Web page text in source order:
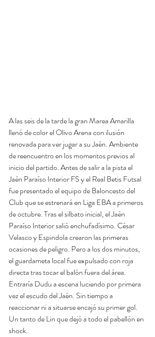
A las seis de la tarde la gran Marea Amarilla
llenó de color el Olivo Arena con ilusión
renovada para ver jugar a su Jaén. Ambiente
de reencuentro en los momentos previos al
inicio del partido. Antes de salir a la pista el
Jaén Paraíso Interior FS y el Real Betis Futsal
fue presentado el equipo de Baloncesto del
Club que se estrenará en Liga EBA a primeros
de octubre. Tras el silbato inicial, el Jaén
Paraíso Interior salió enchufadísimo. César
Velasco y Espindola crearon las primeras
ocasiones de peligro. Pero a los dos minutos,
el guardameta local fue expulsado con roja
directa tras tocar el balón fuera del área.
Entraría Dudu a escena luciendo por primera
vez el escudo del Jaén. Sin tiempo a
reaccionar ni a situarse encajó su primer gol.
Un tanto de Lin que dejó a todo el pabellón en
shock.